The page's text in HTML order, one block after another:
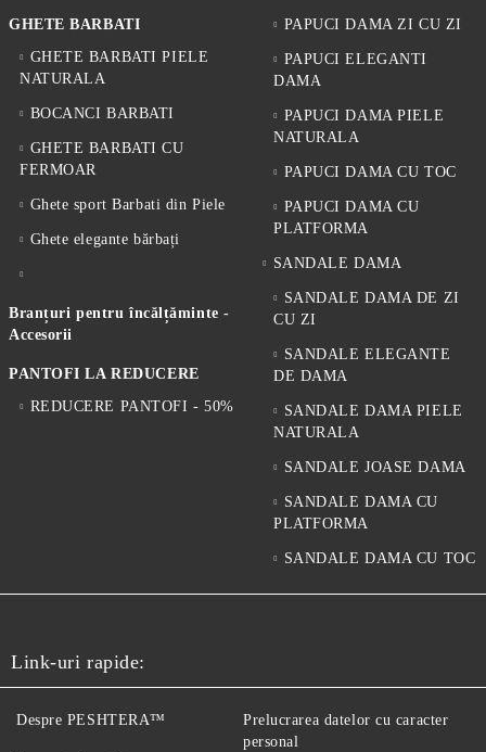
GHETE BARBATI
GHETE BARBATI PIELE
NATURALA
BOCANCI BARBATI
GHETE BARBATI CU
FERMOAR
Ghete sport Barbati din Piele
Ghete elegante bărbați
Branțuri pentru încălțăminte -
Accesorii
PANTOFI LA REDUCERE
REDUCERE PANTOFI - 50%
PAPUCI DAMA ZI CU ZI
PAPUCI ELEGANTI
DAMA
PAPUCI DAMA PIELE
NATURALA
PAPUCI DAMA CU TOC
PAPUCI DAMA CU
PLATFORMA
SANDALE DAMA
SANDALE DAMA DE ZI
CU ZI
SANDALE ELEGANTE
DE DAMA
SANDALE DAMA PIELE
NATURALA
SANDALE JOASE DAMA
SANDALE DAMA CU
PLATFORMA
SANDALE DAMA CU TOC
Link-uri rapide:
Despre PESHTERA™
Prelucrarea datelor cu caracter
personal